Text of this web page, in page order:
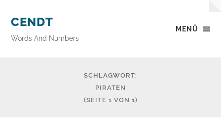
MENÜ
CENDT
Words And Numbers
SCHLAGWORT:
PIRATEN
(SEITE 1 VON 1)